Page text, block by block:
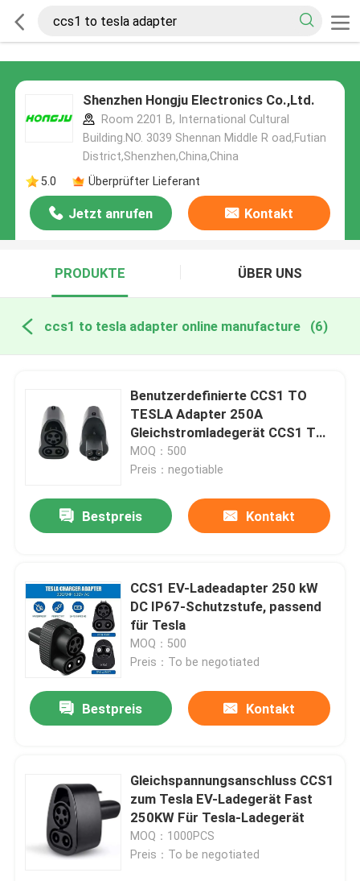
Shenzhen Hongju Electronics Co.,Ltd.
Room 2201 B, International Cultural
Building.NO. 3039 Shennan Middle R oad,Futian
District,Shenzhen,China,China
5.0
Überprüfter Lieferant
Jetzt anrufen Kontakt
PRODUKTE ÜBER UNS
ccs1 to tesla adapter online manufacture (6)
Benutzerdefinierte CCS1 TO
TESLA Adapter 250A
Gleichstromladegerät CCS1 TO
TESLA Steckadapter
MOQ：500
Preis：negotiable
Bestpreis Kontakt
CCS1 EV-Ladeadapter 250 kW
DC IP67-Schutzstufe, passend
für Tesla
MOQ：500
Preis：To be negotiated
Bestpreis Kontakt
Gleichspannungsanschluss CCS1
zum Tesla EV-Ladegerät Fast
250KW Für Tesla-Ladegerät
MOQ：1000PCS
Preis：To be negotiated